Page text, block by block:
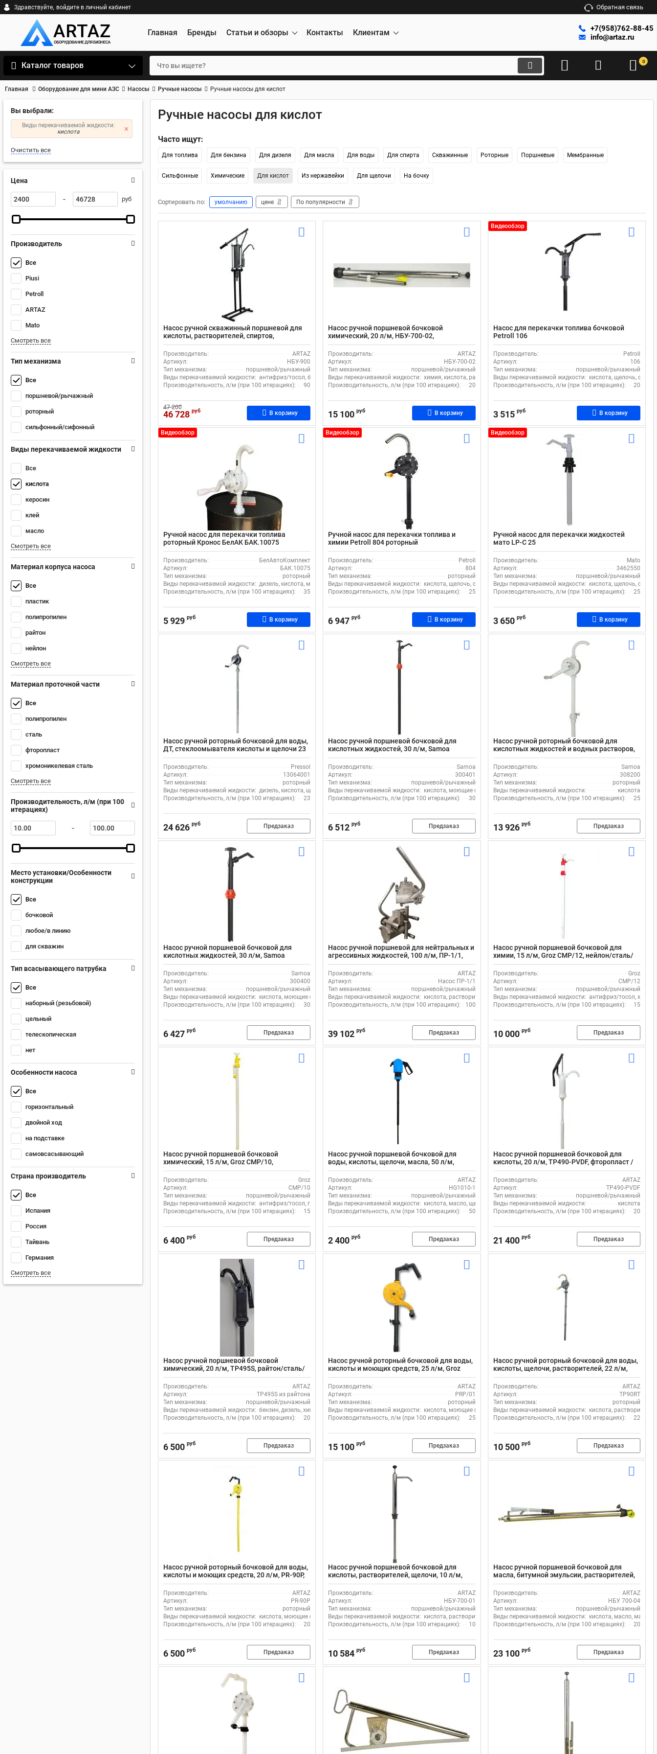
Здравствуйте, войдите в личный кабинет Обратная связь
Главная Бренды Статьи и обзоры Контакты Клиентам
+7(958)762-88-45
info@artaz.ru
Каталог товаров 0
Главная Оборудование для мини АЗС Насосы Ручные насосы Ручные насосы для кислот
Вы выбрали:
Виды перекачиваемой жидкости:
кислота
Очистить все
Цена
- руб
Производитель
Все
Piusi
Petroll
ARTAZ
Mato
Смотреть все
Тип механизма
Все
поршневой/рычажный
роторный
сильфонный/сифонный
Виды перекачиваемой жидкости
Все
кислота
керосин
клей
масло
Смотреть все
Материал корпуса насоса
Все
пластик
полипропилен
райтон
нейлон
Смотреть все
Материал проточной части
Все
полипропилен
сталь
фторопласт
хромоникелевая сталь
Смотреть все
Производительность, л/м (при 100
итерациях)
-
Место установки/Особенности
конструкции
Все
бочковой
любое/в линию
для скважин
Тип всасывающего патрубка
Все
наборный (резьбовой)
цельный
телескопическая
нет
Особенности насоса
Все
горизонтальный
двойной ход
на подставке
самовсасывающий
Страна производитель
Все
Испания
Россия
Тайвань
Германия
Смотреть все
Ручные насосы для кислот
Часто ищут:
Для топлива Для бензина Для дизеля Для масла Для воды Для спирта Скважинные Роторные Поршневые Мембранные
Сильфонные Химические Для кислот Из нержавейки Для щелочи На бочку
Сортировать по: умолчанию цене По популярности
Насос ручной скважинный поршневой для
кислоты, растворителей, спиртов,
нефтепродуктов, антифриза, воды, 90 л/м,
НБУ-900, с подставкой, одноцилиндровый
Производитель:
ARTAZ
Артикул:
НБУ-900
Тип механизма:
поршневой/рычажный
Виды перекачиваемой жидкости: антифриз/тосол, бензин, дизель, керосин, кислота, растворитель, спирт, вода
Производительность, л/м (при 100 итерациях):
90
47 200
46 728 руб В корзину
Насос ручной поршневой бочковой
химический, 20 л/м, НБУ-700-02,
нержавеющая сталь
Производитель:
ARTAZ
Артикул:
НБУ-700-02
Тип механизма:
поршневой/рычажный
Виды перекачиваемой жидкости: химия, кислота, растворитель, щелочь
Производительность, л/м (при 100 итерациях):
20
15 100 руб В корзину
Видеообзор
Насос для перекачки топлива бочковой
Petroll 106
Производитель:
Petroll
Артикул:
106
Тип механизма:
поршневой/рычажный
Виды перекачиваемой жидкости: кислота, щелочь, спирт
Производительность, л/м (при 100 итерациях):
20
3 515 руб В корзину
Видеообзор
Ручной насос для перекачки топлива
роторный Кронос БелАК БАК.10075
Производитель:
БелАвтоКомплект
Артикул:
БАК.10075
Тип механизма:
роторный
Виды перекачиваемой жидкости: дизель, кислота, масло, щелочь, спирт
Производительность, л/м (при 100 итерациях):
35
5 929 руб В корзину
Видеообзор
Ручной насос для перекачки топлива и
химии Petroll 804 роторный
Производитель:
Petroll
Артикул:
804
Тип механизма:
роторный
Виды перекачиваемой жидкости: кислота, щелочь, спирт
Производительность, л/м (при 100 итерациях):
25
6 947 руб В корзину
Видеообзор
Ручной насос для перекачки жидкостей
мато LP-C 25
Производитель:
Mato
Артикул:
3462550
Тип механизма:
поршневой/рычажный
Виды перекачиваемой жидкости: кислота, щелочь, спирт
Производительность, л/м (при 100 итерациях):
25
3 650 руб В корзину
Насос ручной роторный бочковой для воды,
ДТ, стеклоомывателя кислоты и щелочи 23
л/м Pressol PPS-PTFE 13064001, нержавейка
Производитель:
Pressol
Артикул:
13064001
Тип механизма:
роторный
Виды перекачиваемой жидкости: дизель, кислота, щелочь, стеклоомыватель, вода
Производительность, л/м (при 100 итерациях):
23
24 626 руб Предзаказ
Насос ручной поршневой бочковой для
кислотных жидкостей, 30 л/м, Samoa
300401, для бочек 205 л, изогнутый носик
Производитель:
Samoa
Артикул:
300401
Тип механизма:
поршневой/рычажный
Виды перекачиваемой жидкости: кислота, моющие средства, растворитель
Производительность, л/м (при 100 итерациях):
30
6 512 руб Предзаказ
Насос ручной роторный бочковой для
кислотных жидкостей и водных растворов,
25 л/м, Samoa 308200, ПВХ и сталь
Производитель:
Samoa
Артикул:
308200
Тип механизма:
роторный
Виды перекачиваемой жидкости:
кислота
Производительность, л/м (при 100 итерациях):
25
13 926 руб Предзаказ
Насос ручной поршневой бочковой для
кислотных жидкостей, 30 л/м, Samoa
300400, для бочек 20, 25, 50 л.
Производитель:
Samoa
Артикул:
300400
Тип механизма:
поршневой/рычажный
Виды перекачиваемой жидкости: кислота, моющие средства, растворитель
Производительность, л/м (при 100 итерациях):
30
6 427 руб Предзаказ
Насос ручной поршневой для нейтральных и
агрессивных жидкостей, 100 л/м, ПР-1/1,
сталь
Производитель:
ARTAZ
Артикул:
Насос ПР-1/1
Тип механизма:
поршневой/рычажный
Виды перекачиваемой жидкости: кислота, растворитель, щелочь
Производительность, л/м (при 100 итерациях):
100
39 102 руб Предзаказ
Насос ручной поршневой бочковой для
химии, 15 л/м, Groz CMP/12, нейлон/сталь/
тефлон
Производитель:
Groz
Артикул:
CMP/12
Тип механизма:
поршневой/рычажный
Виды перекачиваемой жидкости: антифриз/тосол,
Производительность, л/м (при 100 итерациях):
15
10 000 руб Предзаказ
Насос ручной поршневой бочковой
химический, 15 л/м, Groz CMP/10,
полипропилен/сталь/витон
Производитель:
Groz
Артикул:
CMP/10
Тип механизма:
поршневой/рычажный
Виды перекачиваемой жидкости: антифриз/тосол, глицерин, кислота, моющие средства
Производительность, л/м (при 100 итерациях):
15
6 400 руб Предзаказ
Насос ручной поршневой бочковой для
воды, кислоты, щелочи, масла, 50 л/м,
HG1010-1, двойной ход, пластик
Производитель:
ARTAZ
Артикул:
HG1010-1
Тип механизма:
поршневой/рычажный
Виды перекачиваемой жидкости: кислота, масло, щелочь, вода
Производительность, л/м (при 100 итерациях):
50
2 400 руб Предзаказ
Насос ручной поршневой бочковой для
кислоты, 20 л/м, TP490-PVDF, фторопласт /
витон
Производитель:
ARTAZ
Артикул:
TP490-PVDF
Тип механизма:
поршневой/рычажный
Виды перекачиваемой жидкости:
кислота
Производительность, л/м (при 100 итерациях):
20
21 400 руб Предзаказ
Насос ручной поршневой бочковой
химический, 20 л/м, TP495S, райтон/сталь/
полипропилен/витон
Производитель:
ARTAZ
Артикул:
TP495S из райтона
Тип механизма:
поршневой/рычажный
Виды перекачиваемой жидкости: бензин, дизель, химия, керосин, кислота, масло, щелочь, спирт, вода
Производительность, л/м (при 100 итерациях):
20
6 500 руб Предзаказ
Насос ручной роторный бочковой для воды,
кислоты и моющих средств, 25 л/м, Groz
PRP/01 (GR 44191) , полипропилен/витон/
полиэтилен
Производитель:
ARTAZ
Артикул:
PRP/01
Тип механизма:
роторный
Виды перекачиваемой жидкости: кислота, моющие средства, вода
Производительность, л/м (при 100 итерациях):
25
15 100 руб Предзаказ
Насос ручной роторный бочковой для воды,
кислоты, щелочи, растворителей, 22 л/м,
TP90RT, полипропилен/тефлон/сталь/
полиэтилена
Производитель:
ARTAZ
Артикул:
TP90RT
Тип механизма:
роторный
Виды перекачиваемой жидкости: кислота,
Производительность, л/м (при 100 итерациях):
22
10 500 руб Предзаказ
Насос ручной роторный бочковой для воды,
кислоты и моющих средств, 20 л/м, PR-90P,
полиэтилен/полипропилен/витон/PPS
Производитель:
ARTAZ
Артикул:
PR-90P
Тип механизма:
роторный
Виды перекачиваемой жидкости: кислота, моющие средства, вода
Производительность, л/м (при 100 итерациях):
20
6 500 руб Предзаказ
Насос ручной поршневой бочковой для
кислоты, растворителей, щелочи, 10 л/м,
НБУ-700-01, нержавеющая сталь
Производитель:
ARTAZ
Артикул:
НБУ-700-01
Тип механизма:
поршневой/рычажный
Виды перекачиваемой жидкости: кислота, растворитель, щелочь
Производительность, л/м (при 100 итерациях):
10
10 584 руб Предзаказ
Насос ручной поршневой бочковой для
масла, битумной эмульсии, растворителей,
ПАВ, кислот и щелочей, 20 л/м, НБУ 700-04,
нержавеющая сталь
Производитель:
ARTAZ
Артикул:
НБУ 700-04
Тип механизма:
поршневой/рычажный
Виды перекачиваемой жидкости: кислота, масло, мазут.
Производительность, л/м (при 100 итерациях):
20
23 100 руб Предзаказ